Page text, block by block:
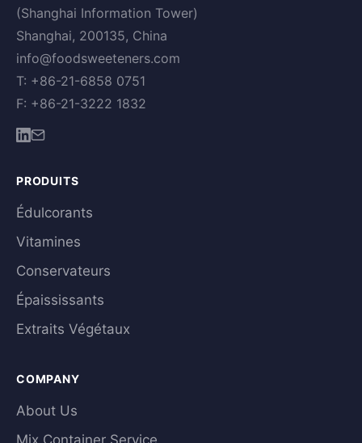
(Shanghai Information Tower)
Shanghai, 200135, China
info@foodsweeteners.com
T: +86-21-6858 0751
F: +86-21-3222 1832
PRODUITS
Édulcorants
Vitamines
Conservateurs
Épaississants
Extraits Végétaux
COMPANY
About Us
Mix Container Service